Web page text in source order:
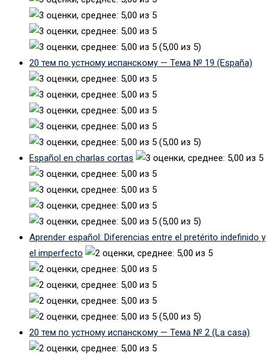
(5,00 из 5)
20 тем по устному испанскому — Тема № 19 (España)
(5,00 из 5)
Español en charlas cortas
(5,00 из 5)
Aprender español: Diferencias entre el pretérito indefinido y
el imperfecto
(5,00 из 5)
20 тем по устному испанскому — Тема № 2 (La casa)